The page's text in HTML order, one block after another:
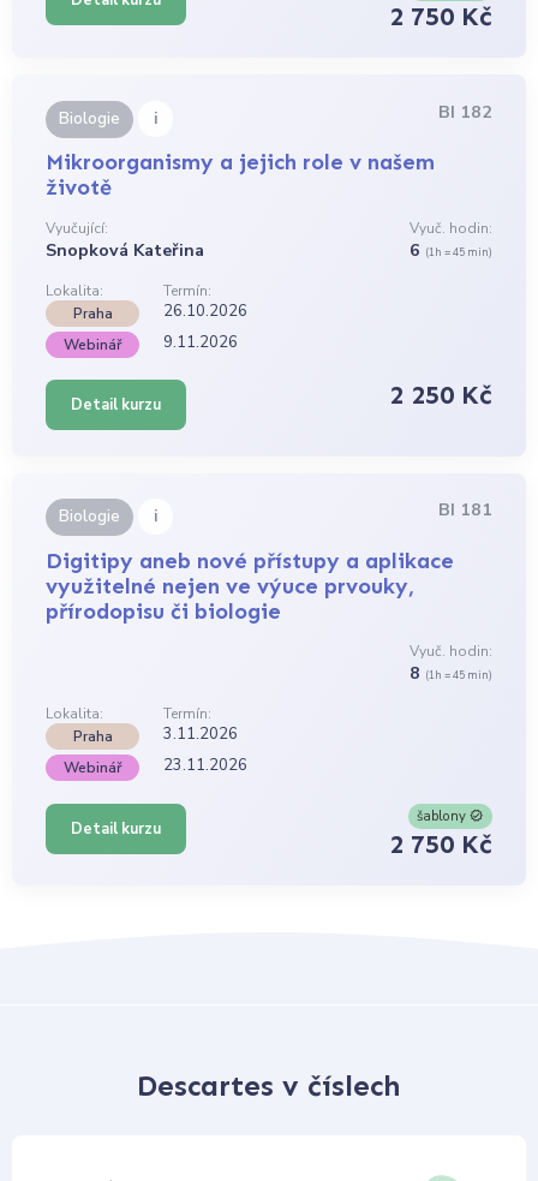
2 750 Kč
Biologie i BI 182
Mikroorganismy a jejich role v našem
životě
Vyučující:
Snopková Kateřina
Vyuč. hodin:
6 (1h = 45 min)
Lokalita:
Termín:
Praha
26.10.2026
Webinář 9.11.2026
Detail kurzu 2 250 Kč
Biologie i BI 181
Digitipy aneb nové přístupy a aplikace
využitelné nejen ve výuce prvouky,
přírodopisu či biologie
Vyuč. hodin:
8 (1h = 45 min)
Lokalita:
Termín:
Praha
3.11.2026
Webinář 23.11.2026
Detail kurzu
šablony
2 750 Kč
Descartes v číslech